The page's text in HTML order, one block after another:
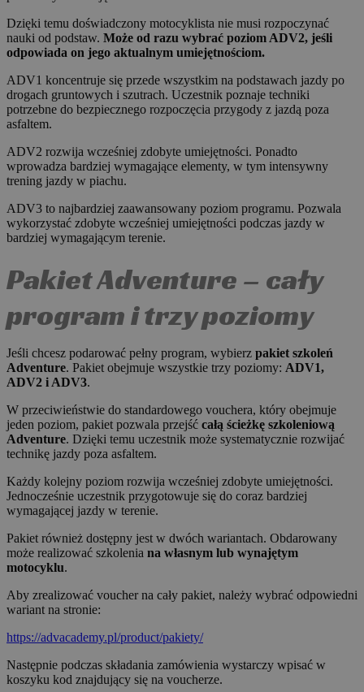
Dzięki temu doświadczony motocyklista nie musi rozpoczynać
nauki od podstaw. Może od razu wybrać poziom ADV2, jeśli
odpowiada on jego aktualnym umiejętnościom.
ADV1 koncentruje się przede wszystkim na podstawach jazdy po
drogach gruntowych i szutrach. Uczestnik poznaje techniki
potrzebne do bezpiecznego rozpoczęcia przygody z jazdą poza
asfaltem.
ADV2 rozwija wcześniej zdobyte umiejętności. Ponadto
wprowadza bardziej wymagające elementy, w tym intensywny
trening jazdy w piachu.
ADV3 to najbardziej zaawansowany poziom programu. Pozwala
wykorzystać zdobyte wcześniej umiejętności podczas jazdy w
bardziej wymagającym terenie.
Pakiet Adventure – cały
program i trzy poziomy
Jeśli chcesz podarować pełny program, wybierz pakiet szkoleń
Adventure. Pakiet obejmuje wszystkie trzy poziomy: ADV1,
ADV2 i ADV3.
W przeciwieństwie do standardowego vouchera, który obejmuje
jeden poziom, pakiet pozwala przejść całą ścieżkę szkoleniową
Adventure. Dzięki temu uczestnik może systematycznie rozwijać
technikę jazdy poza asfaltem.
Każdy kolejny poziom rozwija wcześniej zdobyte umiejętności.
Jednocześnie uczestnik przygotowuje się do coraz bardziej
wymagającej jazdy w terenie.
Pakiet również dostępny jest w dwóch wariantach. Obdarowany
może realizować szkolenia na własnym lub wynajętym
motocyklu.
Aby zrealizować voucher na cały pakiet, należy wybrać odpowiedni
wariant na stronie:
https://advacademy.pl/product/pakiety/
Następnie podczas składania zamówienia wystarczy wpisać w
koszyku kod znajdujący się na voucherze.